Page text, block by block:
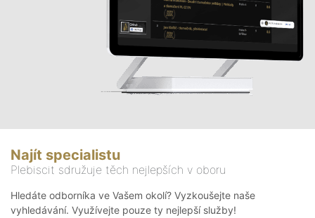
Najít specialistu
Plebiscit sdružuje těch nejlepších v oboru
Hledáte odborníka ve Vašem okolí? Vyzkoušejte naše
vyhledávání. Využívejte pouze ty nejlepší služby!